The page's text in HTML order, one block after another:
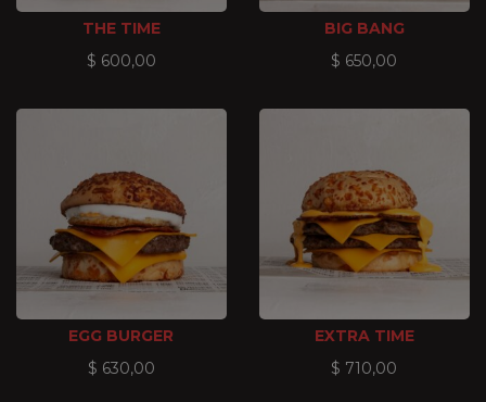
THE TIME
$ 600,00
BIG BANG
$ 650,00
EGG BURGER
$ 630,00
EXTRA TIME
$ 710,00